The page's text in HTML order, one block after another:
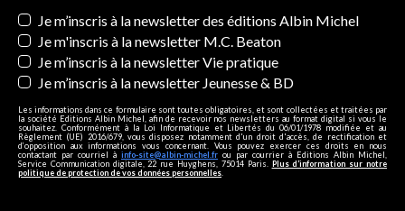
Newsletters
Je m’inscris à la newsletter des éditions Albin Michel
Je m'inscris à la newsletter M.C. Beaton
Je m’inscris à la newsletter Vie pratique
Je m’inscris à la newsletter Jeunesse & BD
Les informations dans ce formulaire sont toutes obligatoires, et sont collectées et traitées par
la société Editions Albin Michel, afin de recevoir nos newsletters au format digital si vous le
souhaitez. Conformément à la Loi Informatique et Libertés du 06/01/1978 modifiée et au
Règlement (UE) 2016/679, vous disposez notamment d'un droit d'accès, de rectification et
d’opposition aux informations vous concernant. Vous pouvez exercer ces droits en nous
contactant par courriel à info-site@albin-michel.fr ou par courrier à Editions Albin Michel,
Service Communication digitale, 22 rue Huyghens, 75014 Paris. Plus d’information sur notre
politique de protection de vos données personnelles